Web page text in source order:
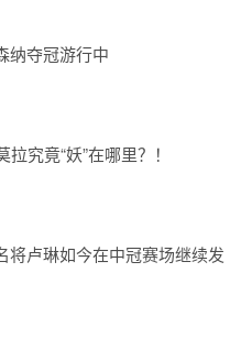
纳夺冠游行中
究竟“妖”在哪里？！
将卢琳如今在中冠赛场继续发